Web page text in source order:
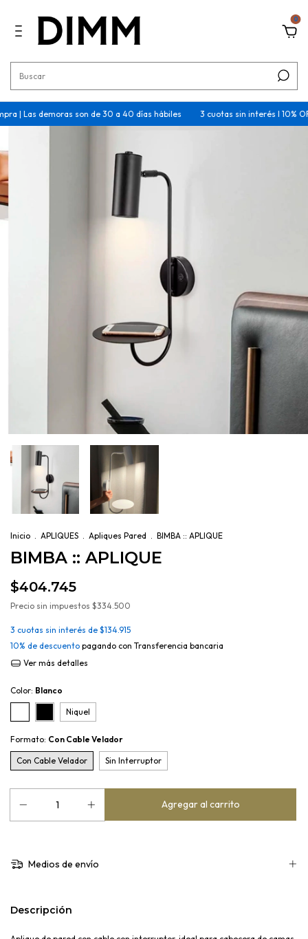
0
| Las demoras son de 30 a 40 días hábiles 3 cuotas sin interés I 10%
Inicio . APLIQUES . Apliques Pared . BIMBA :: APLIQUE
BIMBA :: APLIQUE
$404.745
Precio sin impuestos $334.500
3 cuotas sin interés de $134.915
10% de descuento pagando con Transferencia bancaria
Ver más detalles
Color: Blanco
Niquel
Formato: Con Cable Velador
Con Cable Velador Sin Interruptor
Medios de envío
Descripción